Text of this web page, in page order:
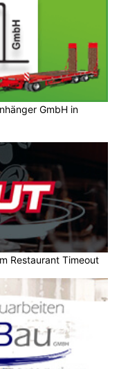
GmbH in
Restaurant Timeout